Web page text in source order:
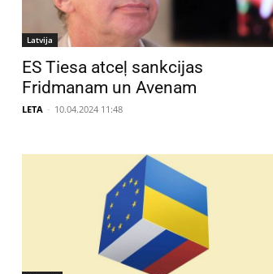
Latvija
ES Tiesa atceļ sankcijas
Fridmanam un Avenam
LETA - 10.04.2024 11:48